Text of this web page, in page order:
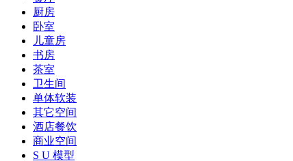
厨房
卧室
儿童房
书房
茶室
卫生间
单体软装
其它空间
酒店餐饮
商业空间
S U 模型